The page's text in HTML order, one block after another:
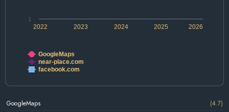
2022 2024 2026
2023 2025
1
GoogleMaps
near-place.com
facebook.com
GoogleMaps
(4.7)